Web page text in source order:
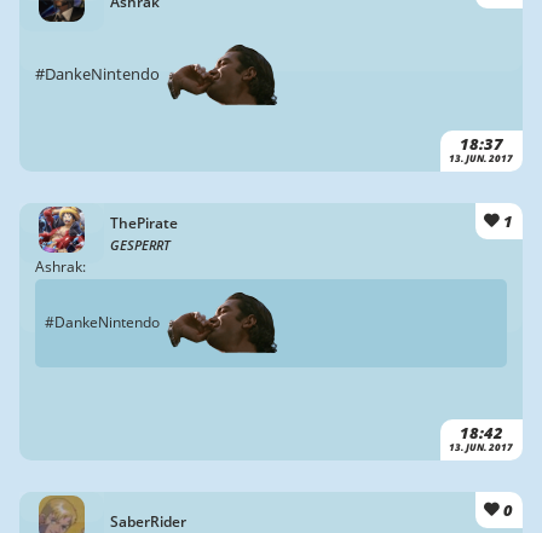
18:37
13. JUN. 2017
#DankeNintendo
ThePirate
GESPERRT
1
18:42
13. JUN. 2017
Ashrak:
#DankeNintendo
SaberRider
0